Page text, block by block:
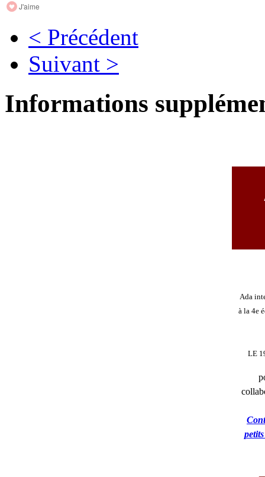
J'aime
< Précédent
Suivant >
Informations
Ada
à la 4e
LE